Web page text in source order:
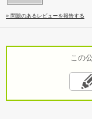
» 問題のあるレビューを報告する
この